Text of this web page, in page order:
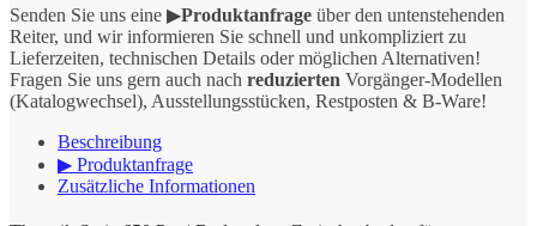
Senden Sie uns eine ▶Produktanfrage über den untenstehenden
Reiter, und wir informieren Sie schnell und unkompliziert zu
Lieferzeiten, technischen Details oder möglichen Alternativen!
Fragen Sie uns gern auch nach reduzierten Vorgänger-Modellen
(Katalogwechsel), Ausstellungsstücken, Restposten & B-Ware!
Beschreibung
▶ Produktanfrage
Zusätzliche Informationen